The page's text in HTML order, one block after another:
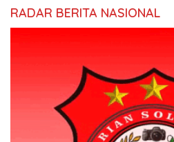
RADAR BERITA NASIONAL